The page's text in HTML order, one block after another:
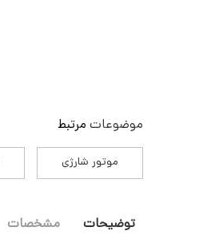
موضوعات مرتبط
موتور شارژی
توضیحات مشخصات